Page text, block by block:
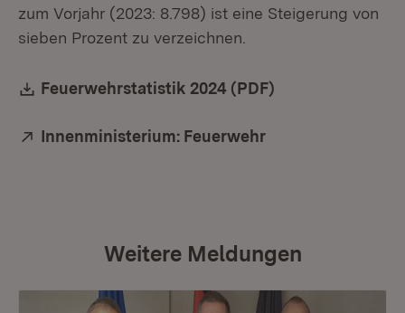
zum Vorjahr (2023: 8.798) ist eine Steigerung von
sieben Prozent zu verzeichnen.
Download:
Feuerwehrstatistik 2024 (PDF)
Extern:
Innenministerium: Feuerwehr
Weitere Meldungen